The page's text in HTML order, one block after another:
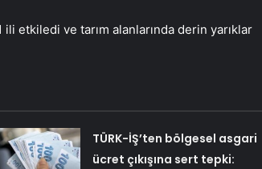
ili etkiledi ve tarım alanlarında derin yarıklar
TÜRK-İŞ’ten bölgesel asgari
ücret çıkışına sert tepki: